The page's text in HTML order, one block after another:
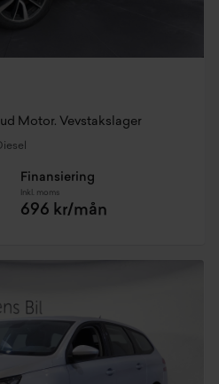
Motor. Vevstakslager
Finansiering
Inkl. moms
696 kr/mån